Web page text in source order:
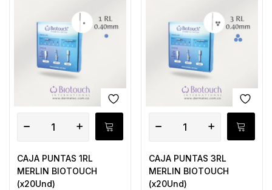
CAJA PUNTAS 1RL
MERLIN BIOTOUCH
(x20Und)
CAJA PUNTAS 3RL
MERLIN BIOTOUCH
(x20Und)